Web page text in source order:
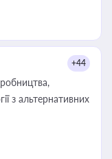
+44
з альтернативних